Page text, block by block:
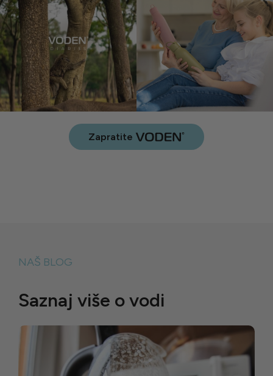
Zapratite
NAŠ BLOG
Saznaj više o vodi